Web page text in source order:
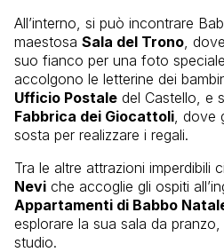
All’interno, si può incontrare
maestosa Sala del Trono ,
suo fianco per una foto
accolgono le letterine dei
Ufficio Postale del Castello, e
Fabbrica dei Giocattoli ,
sosta per realizzare i regali.
Tra le altre attrazioni imperdibili
Nevi che accoglie gli ospiti
Appartamenti di Babbo
esplorare la sua sala da
studio.